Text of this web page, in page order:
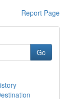
Report Page
Go